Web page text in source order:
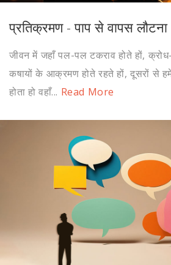
प्रतिक्रमण - पाप से वापस लौटना
जीवन में जहाँ पल-पल टकराव होते हों,
कषायों के आक्रमण होते रहते हों, दूसरों से
होता हो वहाँ... Read More